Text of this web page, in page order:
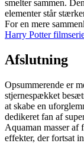
smelter sammen.
elementer står
For en mere
Harry Potter
Afslutning
Opsummerende er
stjernespækket
at skabe en
dedikeret fan af
Aquaman masser af
effekter, der fortsat